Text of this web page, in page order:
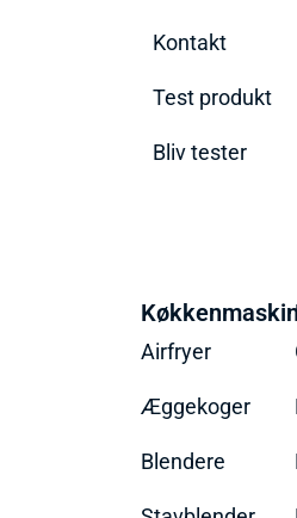
Kontakt
Test produkt
Bliv tester
Airfryer
Æggekoger
Blendere